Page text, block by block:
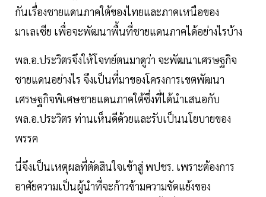
กันเรื่องชายแดนภาคใต้ของไทยและภาคเหนือของ
มาเลเซีย เพื่อจะพัฒนาพื้นที่ชายแดนภาคได้อย่างไรบ้าง
พล.อ.ประวิตรจึงให้โจทย์ตนมาดูว่า จะพัฒนาเศรษฐกิจ
ชายแดนอย่างไร จึงเป็นที่มาของโครงการเขตพัฒนา
เศรษฐกิจพิเศษชายแดนภาคใต้ซึ่งที่ได้นำเสนอกับ
พล.อ.ประวิตร ท่านเห็นดีด้วยและรับเป็นนโยบายของ
พรรค
นี่จึงเป็นเหตุผลที่ตัดสินใจเข้าสู่ พปชร. เพราะต้องการ
อาศัยความเป็นผู้นำที่จะก้าวข้ามความขัดแย้งของ